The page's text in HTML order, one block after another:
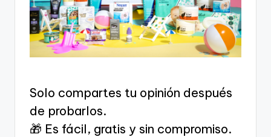
Solo compartes tu opinión después
de probarlos.
🎁 Es fácil, gratis y sin compromiso.